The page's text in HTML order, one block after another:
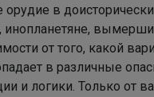
в
от того, какой
в различные
и логики. Только от